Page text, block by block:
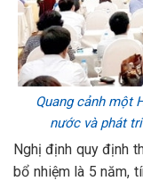
Quang cảnh một
nước và phát
Nghị định quy định
bổ nhiệm là 5 năm,